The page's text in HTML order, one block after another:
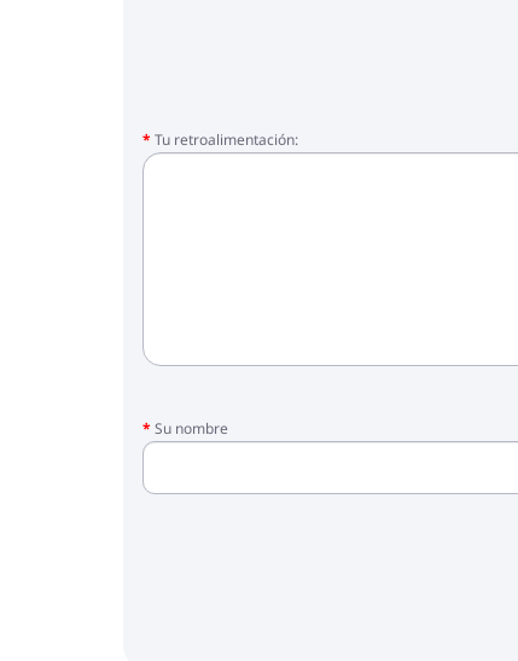
Tu retroalimentación:
Su nombre